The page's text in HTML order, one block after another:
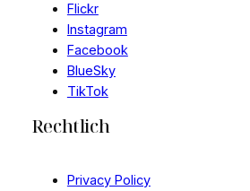
Flickr
Instagram
Facebook
BlueSky
TikTok
Rechtlich
Privacy Policy